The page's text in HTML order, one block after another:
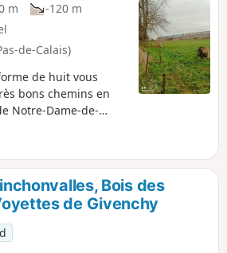
m
-120 m
de-Calais)
de huit vous
bons chemins en
Notre-Dame-de-
Bois des
de Givenchy